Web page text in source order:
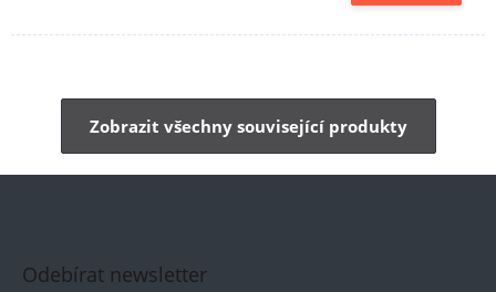
Zobrazit všechny související produkty
Odebírat newsletter